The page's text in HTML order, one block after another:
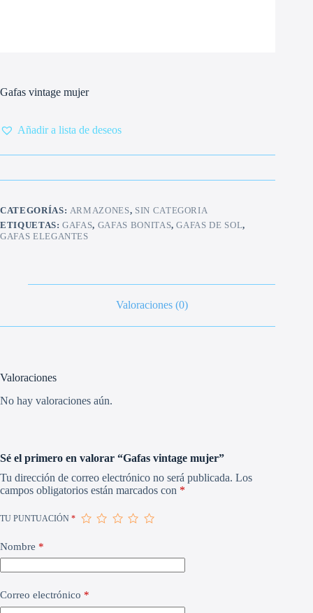
Gafas vintage mujer
Añadir a lista de deseos
CATEGORÍAS: ARMAZONES, SIN CATEGORIA
ETIQUETAS:GAFAS, GAFAS BONITAS,GAFAS DE SOL,
GAFAS ELEGANTES
Valoraciones (0)
Valoraciones
No hay valoraciones aún.
Sé el primero en valorar “Gafas vintage mujer”
Tu dirección de correo electrónico no será publicada. Los
campos obligatorios están marcados con *
TU PUNTUACIÓN *
Nombre *
Correo electrónico *